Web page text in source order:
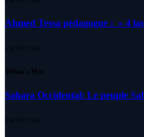
Ahmed Tessa pédagogue : » 4
4 AOÛT 2026
What's Hot
Sahara Occidental: Le peuple
8 AOÛT 2026